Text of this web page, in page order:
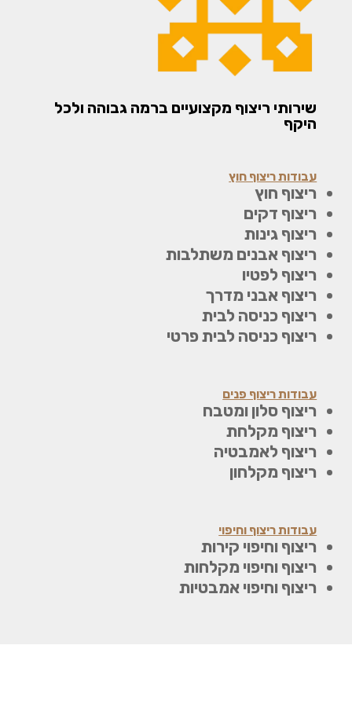
שירותי ריצוף מקצועיים ברמה גבוהה ולכל
היקף
עבודות ריצוף חוץ
ריצוף חוץ
ריצוף דקים
ריצוף גינות
ריצוף אבנים משתלבות
ריצוף לפטיו
ריצוף אבני מדרך
ריצוף כניסה לבית
ריצוף כניסה לבית פרטי
עבודות ריצוף פנים
ריצוף סלון ומטבח
ריצוף מקלחת
ריצוף לאמבטיה
ריצוף מקלחון
עבודות ריצוף וחיפוי
ריצוף וחיפוי קירות
ריצוף וחיפוי מקלחות
ריצוף וחיפוי אמבטיות